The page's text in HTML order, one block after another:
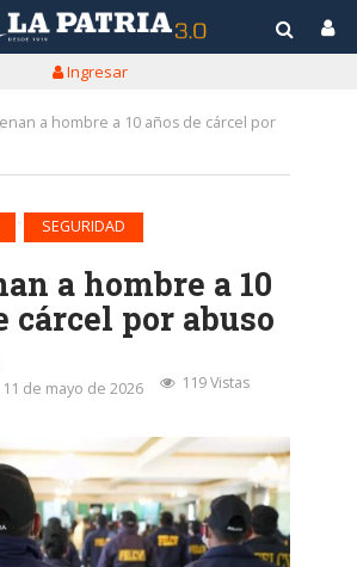
Ingresar
a hombre a 10 años de cárcel por
SEGURIDAD
a hombre a 10
cárcel por abuso
11 de mayo de 2026 119 Vistas